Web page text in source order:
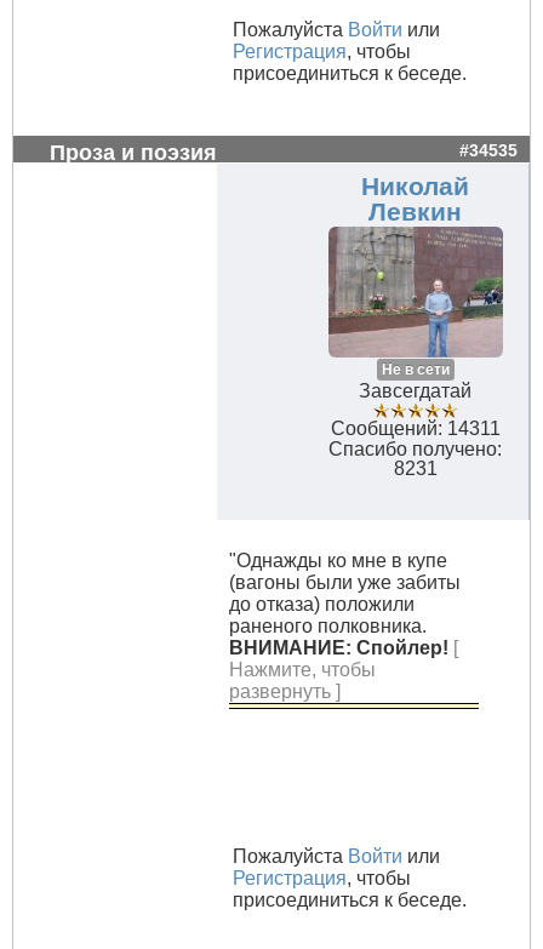
Пожалуйста Войти или
Регистрация, чтобы
присоединиться к беседе.
Проза и поэзия #34535
Николай
Левкин
Не в сети
Завсегдатай
Сообщений: 14311
Спасибо получено:
8231
"Однажды ко мне в купе
(вагоны были уже забиты
до отказа) положили
раненого полковника.
ВНИМАНИЕ: Спойлер! [
Нажмите, чтобы
развернуть ]
Пожалуйста Войти или
Регистрация, чтобы
присоединиться к беседе.